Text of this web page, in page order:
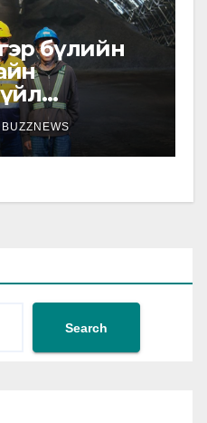
бүлийн
танилцлаа
BUZZNEWS
Search